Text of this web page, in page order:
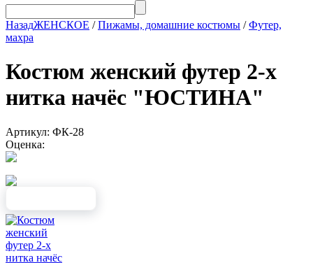
НазадЖЕНСКОЕ /Пижамы, домашние костюмы /Футер,
махра
Костюм женский футер 2-х
нитка начёс "ЮСТИНА"
Артикул: ФК-28
Оценка: